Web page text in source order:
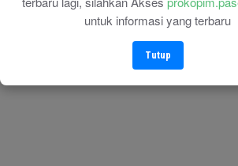
untuk informasi yang terbaru
Tutup